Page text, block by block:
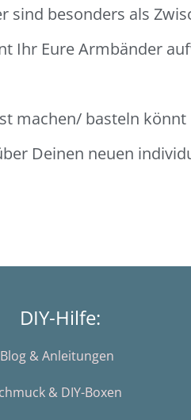
sind besonders als
Ihr Eure Armbänder
machen/ basteln
Deinen neuen
DIY-Hilfe:
Blog & Anleitungen
& DIY-Boxen